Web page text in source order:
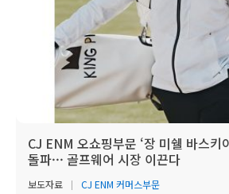
CJ ENM 오쇼핑부문 ‘장 미쉘 바스키
돌파··· 골프웨어 시장 이끈다
보도자료
CJ ENM 커머스부문